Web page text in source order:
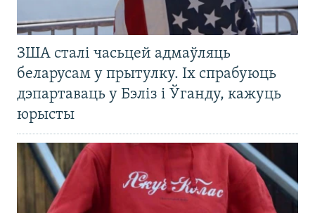
ЗША сталі часьцей адмаўляць
беларусам у прытулку. Іх спрабуюць
дэпартаваць у Бэліз і Ўганду, кажуць
юрысты